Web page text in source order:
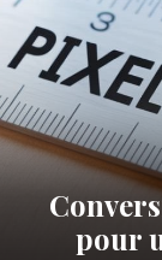
pour